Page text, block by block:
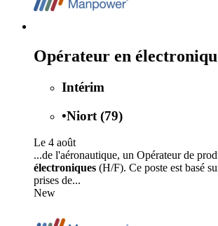
Opérateur en
Intérim
•Niort (79)
Le 4 août
...de l'aéronautique, un Opérateur de
électroniques (H/F). Ce poste est basé
prises de...
New